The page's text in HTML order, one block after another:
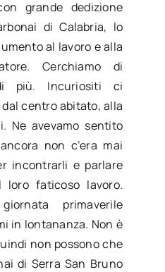
grande dedizione
di Calabria, lo
al lavoro e alla
Cerchiamo di
più. Incuriositi ci
centro abitato, alla
Ne avevamo sentito
non c’era mai
incontrarli e parlare
faticoso lavoro.
primaverile
in lontananza. Non è
non possono che
di Serra San Bruno